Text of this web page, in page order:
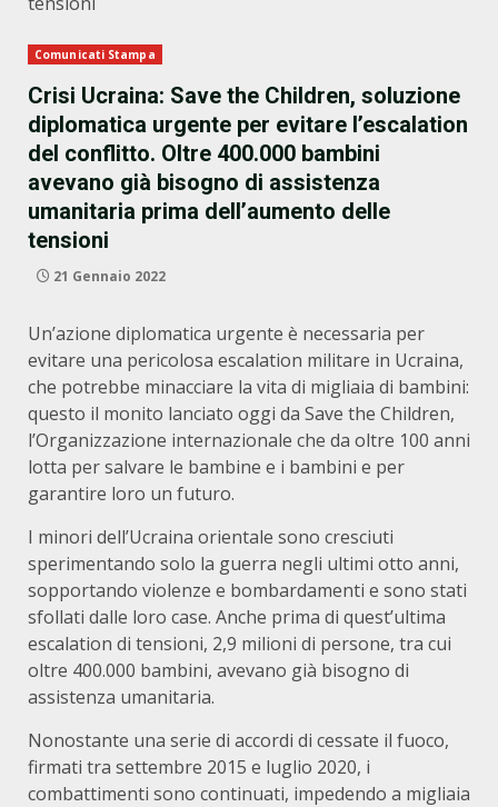
Comunicati Stampa
Crisi Ucraina: Save the Children, soluzione
diplomatica urgente per evitare l’escalation
del conflitto. Oltre 400.000 bambini
avevano già bisogno di assistenza
umanitaria prima dell’aumento delle
tensioni
21 Gennaio 2022
Un’azione diplomatica urgente è necessaria per
evitare una pericolosa escalation militare in Ucraina,
che potrebbe minacciare la vita di migliaia di bambini:
questo il monito lanciato oggi da Save the Children,
l’Organizzazione internazionale che da oltre 100 anni
lotta per salvare le bambine e i bambini e per
garantire loro un futuro.
I minori dell’Ucraina orientale sono cresciuti
sperimentando solo la guerra negli ultimi otto anni,
sopportando violenze e bombardamenti e sono stati
sfollati dalle loro case. Anche prima di quest’ultima
escalation di tensioni, 2,9 milioni di persone, tra cui
oltre 400.000 bambini, avevano già bisogno di
assistenza umanitaria.
Nonostante una serie di accordi di cessate il fuoco,
firmati tra settembre 2015 e luglio 2020, i
combattimenti sono continuati, impedendo a migliaia